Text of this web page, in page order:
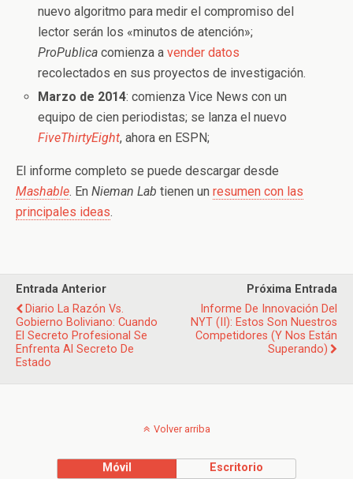
nuevo algoritmo para medir el compromiso del
lector serán los «minutos de atención»;
ProPublica comienza avender datos
recolectados en sus proyectos de investigación.
Marzo de 2014: comienza Vice News con un
equipo de cien periodistas; se lanza el nuevo
FiveThirtyEight, ahora en ESPN;
El informe completo se puede descargar desde
Mashable. En Nieman Lab tienen un resumen con las
principales ideas.
Entrada Anterior
Diario La Razón Vs.
Gobierno Boliviano: Cuando
El Secreto Profesional Se
Enfrenta Al Secreto De
Estado
Próxima Entrada
Informe De Innovación Del
NYT (II): Estos Son Nuestros
Competidores (y Nos Están
Superando)
Volver arriba
Móvil Escritorio